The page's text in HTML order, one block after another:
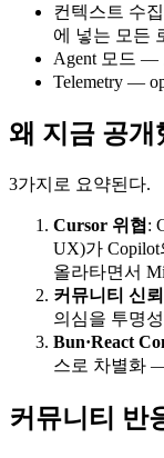
컨텍스트 수
에 넣는 모든
Agent 모드 —
Telemetry —
왜 지금 공개
3가지로 요약된다.
Cursor 위협 :
UX)가 Copilot
올라타면서
커뮤니티 신뢰
의심을 투명
Bun·React
스로 차별화
커뮤니티 반